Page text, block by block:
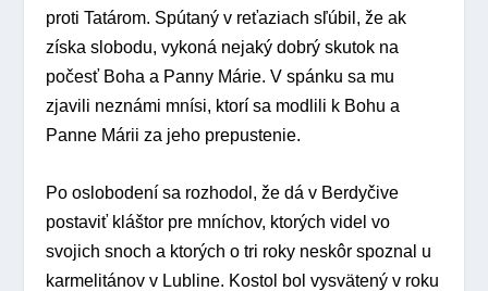
proti Tatárom. Spútaný v reťaziach sľúbil, že ak
získa slobodu, vykoná nejaký dobrý skutok na
počesť Boha a Panny Márie. V spánku sa mu
zjavili neznámi mnísi, ktorí sa modlili k Bohu a
Panne Márii za jeho prepustenie.
Po oslobodení sa rozhodol, že dá v Berdyčive
postaviť kláštor pre mníchov, ktorých videl vo
svojich snoch a ktorých o tri roky neskôr spoznal u
karmelitánov v Lubline. Kostol bol vysvätený v roku